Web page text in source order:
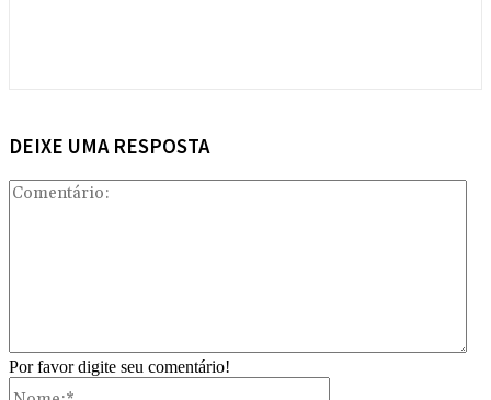
DEIXE UMA RESPOSTA
Por favor digite seu comentário!